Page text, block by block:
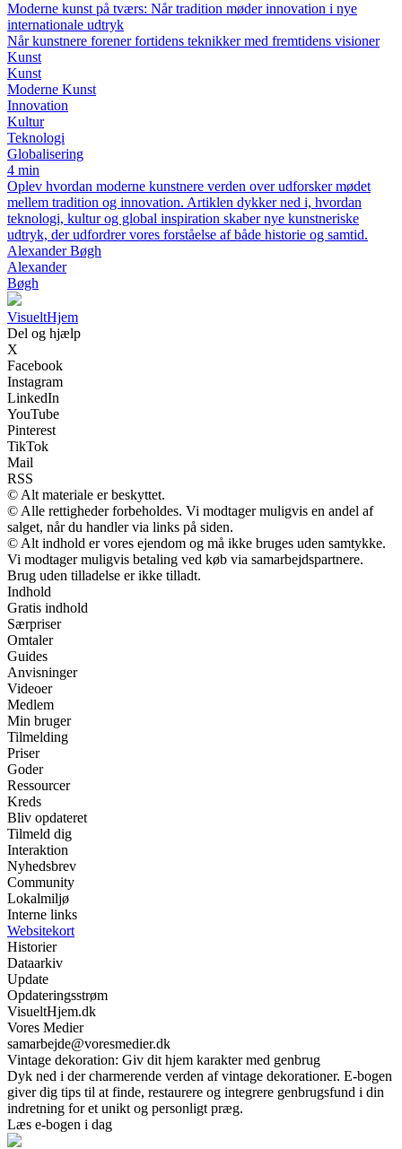
Moderne kunst på tværs: Når tradition møder innovation i nye
internationale udtryk
Når kunstnere forener fortidens teknikker med fremtidens visioner
Kunst
Kunst
Moderne Kunst
Innovation
Kultur
Teknologi
Globalisering
4 min
Oplev hvordan moderne kunstnere verden over udforsker mødet
mellem tradition og innovation. Artiklen dykker ned i, hvordan
teknologi, kultur og global inspiration skaber nye kunstneriske
udtryk, der udfordrer vores forståelse af både historie og samtid.
Alexander Bøgh
Alexander
Bøgh
VisueltHjem
Del og hjælp
X
Facebook
Instagram
LinkedIn
YouTube
Pinterest
TikTok
Mail
RSS
© Alt materiale er beskyttet.
© Alle rettigheder forbeholdes. Vi modtager muligvis en andel af
salget, når du handler via links på siden.
© Alt indhold er vores ejendom og må ikke bruges uden samtykke.
Vi modtager muligvis betaling ved køb via samarbejdspartnere.
Brug uden tilladelse er ikke tilladt.
Indhold
Gratis indhold
Særpriser
Omtaler
Guides
Anvisninger
Videoer
Medlem
Min bruger
Tilmelding
Priser
Goder
Ressourcer
Kreds
Bliv opdateret
Tilmeld dig
Interaktion
Nyhedsbrev
Community
Lokalmiljø
Interne links
Websitekort
Historier
Dataarkiv
Update
Opdateringsstrøm
VisueltHjem.dk
Vores Medier
samarbejde@voresmedier.dk
Vintage dekoration: Giv dit hjem karakter med genbrug
Dyk ned i der charmerende verden af vintage dekorationer. E-bogen
giver dig tips til at finde, restaurere og integrere genbrugsfund i din
indretning for et unikt og personligt præg.
Læs e-bogen i dag